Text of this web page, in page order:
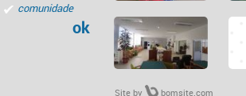
comunidade
ok
Site by bomsite.com